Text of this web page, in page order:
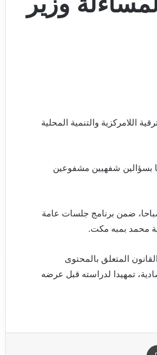
اللامركزية والتنمية المحلية
بسؤالين شفهيين مشفوعين
ضمن برنامج جلسات عامة
محمد بمبه مكت.
المتعلق بالمحتوى
تمهيدا لدراسته قبل عرضه